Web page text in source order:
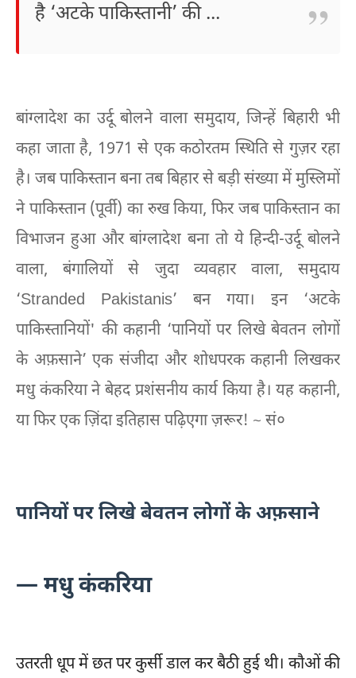
है ‘अटके पाकिस्तानी’ की ...
बांग्लादेश का उर्दू बोलने वाला समुदाय, जिन्हें बिहारी भी
कहा जाता है, 1971 से एक कठोरतम स्थिति से गुज़र रहा
है। जब पाकिस्तान बना तब बिहार से बड़ी संख्या में मुस्लिमों
ने पाकिस्तान (पूर्वी) का रुख किया, फिर जब पाकिस्तान का
विभाजन हुआ और बांग्लादेश बना तो ये हिन्दी-उर्दू बोलने
वाला, बंगालियों से जुदा व्यवहार वाला, समुदाय
‘Stranded Pakistanis’ बन गया। इन ‘अटके
पाकिस्तानियों' की कहानी ‘पानियों पर लिखे बेवतन लोगों
के अफ़साने’ एक संजीदा और शोधपरक कहानी लिखकर
मधु कंकरिया ने बेहद प्रशंसनीय कार्य किया है। यह कहानी,
या फिर एक ज़िंदा इतिहास पढ़िएगा ज़रूर! ~ सं०
पानियों पर लिखे बेवतन लोगों के अफ़साने
— मधु कंकरिया
उतरती धूप में छत पर कुर्सी डाल कर बैठी हुई थी। कौओं की